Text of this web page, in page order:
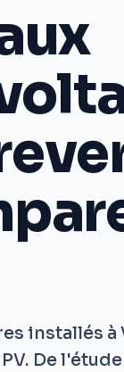
installés
De